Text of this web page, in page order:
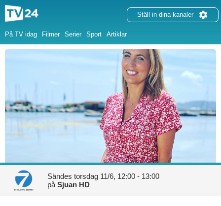
På TV idag Filmer Serier Sport Artiklar
Ställ in dina kanaler
Sändes torsdag 11/6, 12:00 - 13:00
på Sjuan HD